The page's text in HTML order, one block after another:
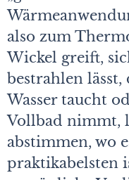
also zum
Wickel greift,
bestrahlen lässt,
Wasser taucht
Vollbad nimmt,
abstimmen, wo
praktikabelsten